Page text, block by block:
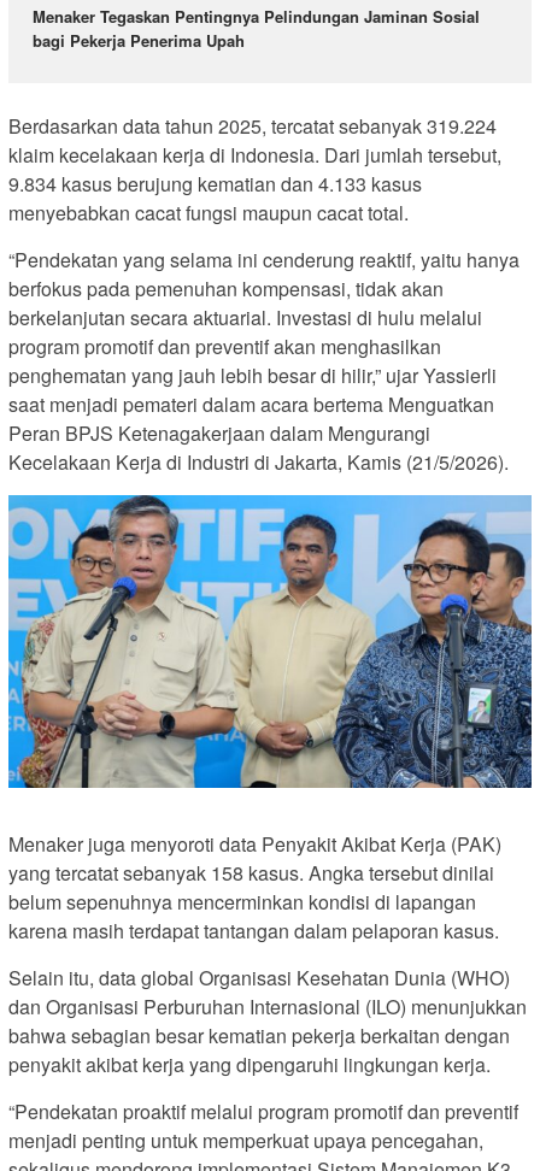
Menaker Tegaskan Pentingnya Pelindungan Jaminan Sosial
bagi Pekerja Penerima Upah
Berdasarkan data tahun 2025, tercatat sebanyak 319.224
klaim kecelakaan kerja di Indonesia. Dari jumlah tersebut,
9.834 kasus berujung kematian dan 4.133 kasus
menyebabkan cacat fungsi maupun cacat total.
“Pendekatan yang selama ini cenderung reaktif, yaitu hanya
berfokus pada pemenuhan kompensasi, tidak akan
berkelanjutan secara aktuarial. Investasi di hulu melalui
program promotif dan preventif akan menghasilkan
penghematan yang jauh lebih besar di hilir,” ujar Yassierli
saat menjadi pemateri dalam acara bertema Menguatkan
Peran BPJS Ketenagakerjaan dalam Mengurangi
Kecelakaan Kerja di Industri di Jakarta, Kamis (21/5/2026).
Menaker juga menyoroti data Penyakit Akibat Kerja (PAK)
yang tercatat sebanyak 158 kasus. Angka tersebut dinilai
belum sepenuhnya mencerminkan kondisi di lapangan
karena masih terdapat tantangan dalam pelaporan kasus.
Selain itu, data global Organisasi Kesehatan Dunia (WHO)
dan Organisasi Perburuhan Internasional (ILO) menunjukkan
bahwa sebagian besar kematian pekerja berkaitan dengan
penyakit akibat kerja yang dipengaruhi lingkungan kerja.
“Pendekatan proaktif melalui program promotif dan preventif
menjadi penting untuk memperkuat upaya pencegahan,